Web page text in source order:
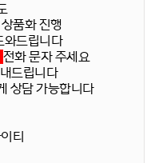
품화 진행
와드립니다
전화 문자 주세요
드립니다
상담 가능합니다
티